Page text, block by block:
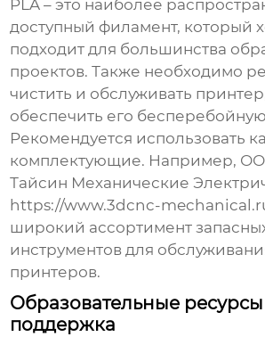
PLA – это наиболее
доступный филамент, который
подходит для большинства
проектов. Также необходимо
чистить и обслуживать
обеспечить его
Рекомендуется использовать
комплектующие. Например,
Тайсин Механические
https://www.3dcnc-
широкий ассортимент
инструментов для
принтеров.
Образовательные
поддержка